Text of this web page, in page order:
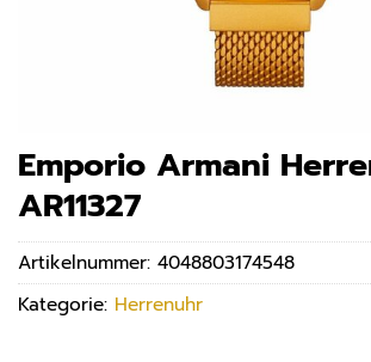
Emporio Armani
AR11327
Artikelnummer: 4048803174548
Kategorie: Herrenuhr